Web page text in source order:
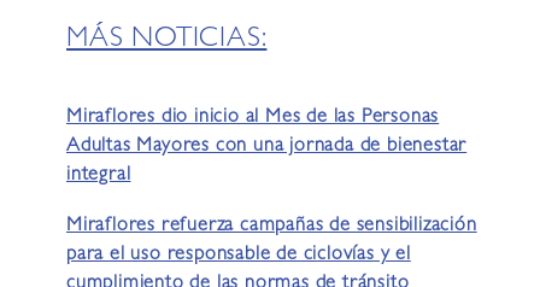
MÁS NOTICIAS:
Miraflores dio inicio al Mes de las Personas
Adultas Mayores con una jornada de bienestar
integral
Miraflores refuerza campañas de sensibilización
para el uso responsable de ciclovías y el